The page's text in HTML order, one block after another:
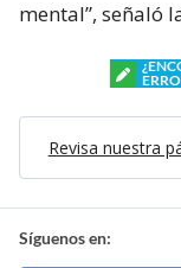
mental”, señaló
Revisa nuestra
Síguenos en: